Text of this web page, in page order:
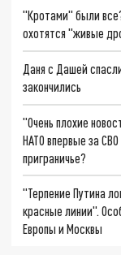
"Кротами" были
охотятся "живые
Даня с Дашей
закончились
"Очень плохие
НАТО впервые за
приграничье?
"Терпение Путина
красные линии".
Европы и Москвы